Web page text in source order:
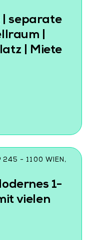
| separate
|
| Miete
- 1100 WIEN, F
1-
vielen